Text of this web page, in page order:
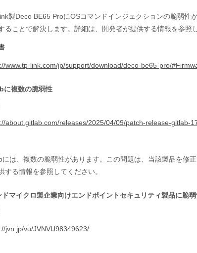
製Deco BE65 ProにOSコマンドインジェクションの脆弱性
ることで解決します。詳細は、開発者が提供する情報を参照
www.tp-link.com/jp/support/download/deco-be65-pro/
に複数の脆弱性
about.gitlab.com/releases/2025/04/09/patch-release-gitlab-
には、複数の脆弱性があります。この問題は、当該製品を修
する情報を参照してください。
ドマイクロ製企業向けエンドポイントセキュリティ製品に脆
jvn.jp/vu/JVNVU98349623/